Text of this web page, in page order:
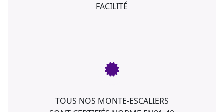
FACILITÉ
TOUS NOS MONTE-ESCALIERS